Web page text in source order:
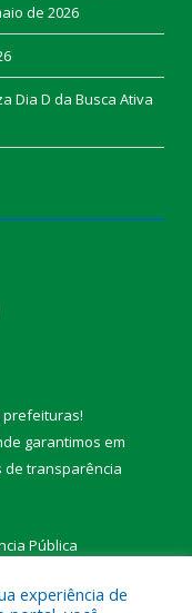
de 2026
Dia D da Busca Ativa
prefeituras!
garantimos em
de transparência
Pública
experiência de